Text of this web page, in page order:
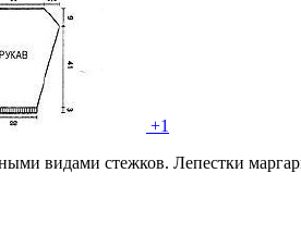
+1
видами стежков. Лепестки